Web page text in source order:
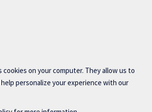
on your computer. They allow us to
personalize your experience with our